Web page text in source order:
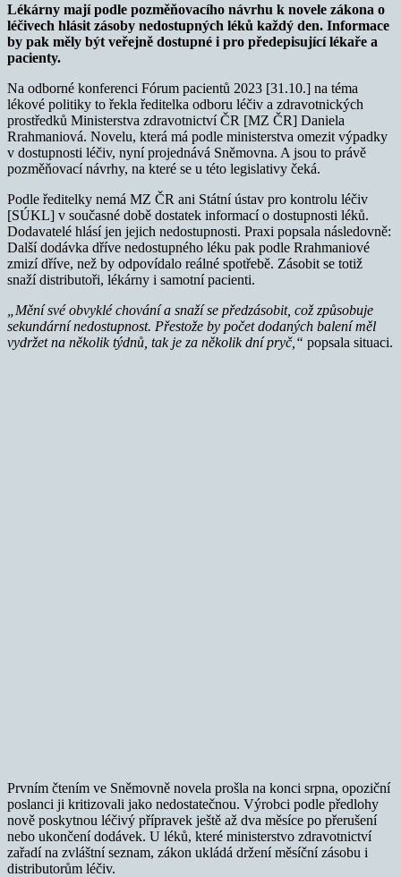
Lékárny mají podle pozměňovacího návrhu k novele zákona o
léčivech hlásit zásoby nedostupných léků každý den. Informace
by pak měly být veřejně dostupné i pro předepisující lékaře a
pacienty.
Na odborné konferenci Fórum pacientů 2023 [31.10.] na téma
lékové politiky to řekla ředitelka odboru léčiv a zdravotnických
prostředků Ministerstva zdravotnictví ČR [MZ ČR] Daniela
Rrahmaniová. Novelu, která má podle ministerstva omezit výpadky
v dostupnosti léčiv, nyní projednává Sněmovna. A jsou to právě
pozměňovací návrhy, na které se u této legislativy čeká.
Podle ředitelky nemá MZ ČR ani Státní ústav pro kontrolu léčiv
[SÚKL] v současné době dostatek informací o dostupnosti léků.
Dodavatelé hlásí jen jejich nedostupnosti. Praxi popsala následovně:
Další dodávka dříve nedostupného léku pak podle Rrahmaniové
zmizí dříve, než by odpovídalo reálné spotřebě. Zásobit se totiž
snaží distributoři, lékárny i samotní pacienti.
„Mění své obvyklé chování a snaží se předzásobit, což způsobuje
sekundární nedostupnost. Přestože by počet dodaných balení měl
vydržet na několik týdnů, tak je za několik dní pryč,“ popsala situaci.
Prvním čtením ve Sněmovně novela prošla na konci srpna, opoziční
poslanci ji kritizovali jako nedostatečnou. Výrobci podle předlohy
nově poskytnou léčivý přípravek ještě až dva měsíce po přerušení
nebo ukončení dodávek. U léků, které ministerstvo zdravotnictví
zařadí na zvláštní seznam, zákon ukládá držení měsíční zásobu i
distributorům léčiv.